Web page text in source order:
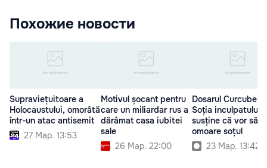
Похожие новости
Supraviețuitoare a
Holocaustului, omorâtă
într-un atac antisemit
27 Мар. 13:53
Motivul șocant pentru
care un miliardar rus a
dărâmat casa iubitei
sale
26 Мар. 22:00
Dosarul Curcubeu:
Soția inculpatului
susține că vor să-i
omoare soțul
23 Мар. 13:42